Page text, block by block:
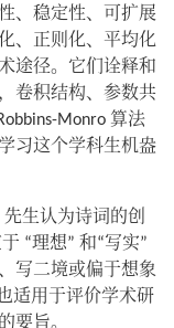
、稳定性、可扩展
、正则化、平均化
途径。它们诠释和
卷积结构、参数共
Monro 算法
习这个学科生机盎
生认为诗词的创
“理想” 和“写实”
写二境或偏于想象
适用于评价学术研
要旨。